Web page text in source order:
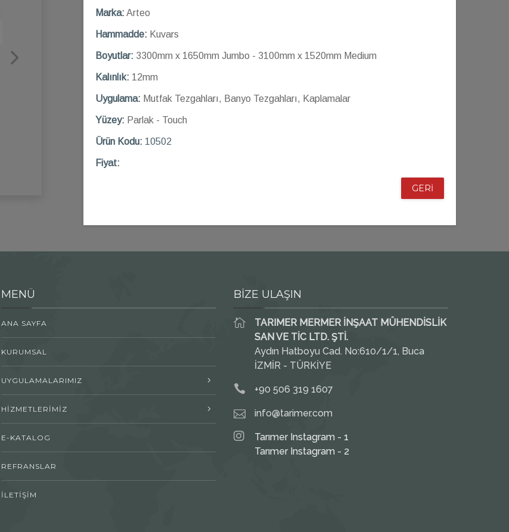
Marka: Arteo
Hammadde: Kuvars
Boyutlar: 3300mm x 1650mm Jumbo - 3100mm x 1520mm Medium
Kalınlık: 12mm
Uygulama: Mutfak Tezgahları, Banyo Tezgahları, Kaplamalar
Yüzey: Parlak - Touch
Ürün Kodu: 10502
Fiyat:
GERİ
MENÜ
ANA SAYFA
KURUMSAL
UYGULAMALARIMIZ
HİZMETLERİMİZ
E-KATALOG
REFRANSLAR
İLETİŞİM
BİZE ULAŞIN
TARIMER MERMER İNŞAAT MÜHENDİSLİK
SAN VE TİC LTD. ŞTİ.
Aydın Hatboyu Cad. No:610/1/1, Buca
İZMİR - TÜRKİYE
+90 506 319 1607
info@tarimer.com
Tarımer Instagram - 1
Tarımer Instagram - 2